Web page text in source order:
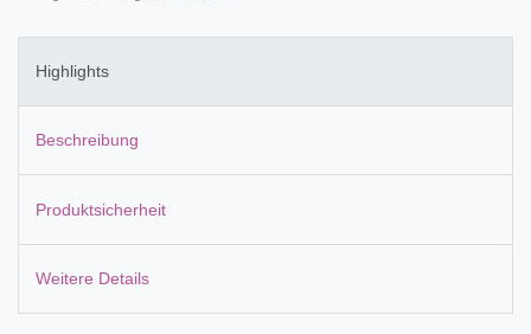
Highlights
Beschreibung
Produktsicherheit
Weitere Details